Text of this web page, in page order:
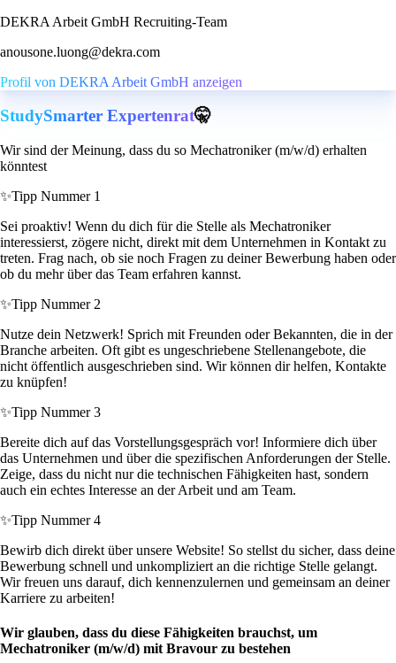
DEKRA Arbeit GmbH Recruiting-Team
anousone.luong@dekra.com
Profil von DEKRA Arbeit GmbH anzeigen
StudySmarter Expertenrat🤫
Wir sind der Meinung, dass du so Mechatroniker (m/w/d) erhalten
könntest
✨Tipp Nummer 1
Sei proaktiv! Wenn du dich für die Stelle als Mechatroniker
interessierst, zögere nicht, direkt mit dem Unternehmen in Kontakt zu
treten. Frag nach, ob sie noch Fragen zu deiner Bewerbung haben oder
ob du mehr über das Team erfahren kannst.
✨Tipp Nummer 2
Nutze dein Netzwerk! Sprich mit Freunden oder Bekannten, die in der
Branche arbeiten. Oft gibt es ungeschriebene Stellenangebote, die
nicht öffentlich ausgeschrieben sind. Wir können dir helfen, Kontakte
zu knüpfen!
✨Tipp Nummer 3
Bereite dich auf das Vorstellungsgespräch vor! Informiere dich über
das Unternehmen und über die spezifischen Anforderungen der Stelle.
Zeige, dass du nicht nur die technischen Fähigkeiten hast, sondern
auch ein echtes Interesse an der Arbeit und am Team.
✨Tipp Nummer 4
Bewirb dich direkt über unsere Website! So stellst du sicher, dass deine
Bewerbung schnell und unkompliziert an die richtige Stelle gelangt.
Wir freuen uns darauf, dich kennenzulernen und gemeinsam an deiner
Karriere zu arbeiten!
Wir glauben, dass du diese Fähigkeiten brauchst, um
Mechatroniker (m/w/d) mit Bravour zu bestehen